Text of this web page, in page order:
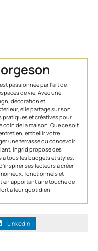
passionnée par l'art de
de vie. Avec une
décoration et
elle partage sur son
pratiques et créatives pour
coin de la maison. Que ce soit
embellir votre
une terrasse ou concevoir
Ingrid propose des
tous les budgets et styles.
ses lecteurs à créer
fonctionnels et
en apportant une touche de
à leur quotidien.
LinkedIn